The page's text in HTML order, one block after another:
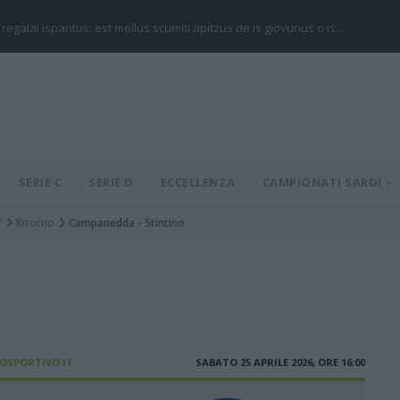
regalai ispantus: est mellus scumiti apitzus de is giòvunus o is…
SERIE C SERIE D ECCELLENZA CAMPIONATI SARDI
Ritorno Campanedda - Stintino
SABATO 25 APRILE 2026, ORE 16:00